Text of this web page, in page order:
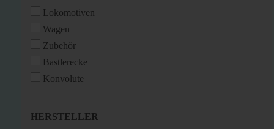
Lokomotiven
Wagen
Zubehör
Bastlerecke
Konvolute
HERSTELLER
HERSTELLER